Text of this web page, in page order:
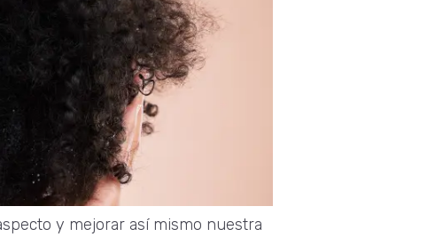
y mejorar así mismo nuestra